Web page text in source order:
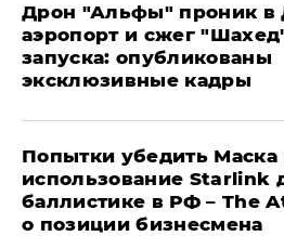
Дрон "Альфы" проник в
аэропорт и сжег
запуска: опубликованы
эксклюзивные кадры
Попытки убедить Маска
использование Starlink
баллистике в РФ – The
о позиции бизнесмена